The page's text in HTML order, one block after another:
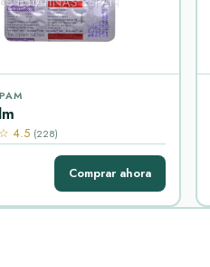
4.5 (228)
Comprar ahora